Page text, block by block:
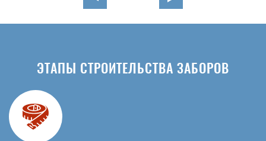
ЭТАПЫ СТРОИТЕЛЬСТВА ЗАБОРОВ